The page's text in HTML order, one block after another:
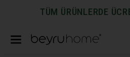
TÜM ÜRÜNLERDE